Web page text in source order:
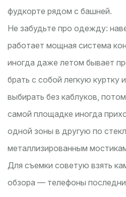
фудкорте рядом с башней.
Не забудьте про одежду:
работает мощная система
иногда даже летом бывает
брать с собой легкую куртку
выбирать без каблуков,
самой площадке иногда
одной зоны в другую по
металлизированным
Для съемки советую взять
обзора — телефоны